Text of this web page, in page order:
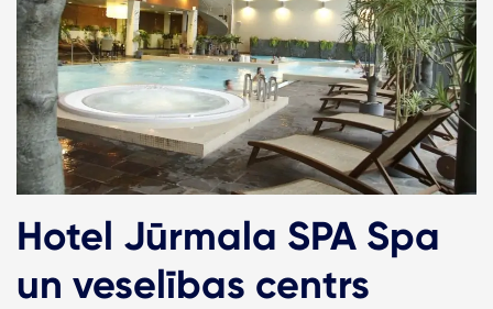
Hotel Jūrmala SPA Spa
un veselības centrs